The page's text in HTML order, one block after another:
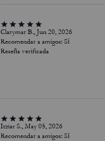
Clarymar B., Jun 20, 2026
Recomendar a amigos: Sí
Reseña verificada
Itziar S., May 05, 2026
Recomendar a amigos: Sí